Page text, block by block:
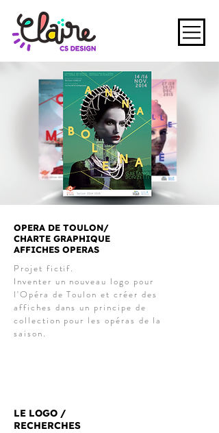
OPERA DE TOULON/
CHARTE GRAPHIQUE
AFFICHES OPERAS
Projet fictif.
Inventer un nouveau logo pour
l'Opéra de Toulon et créer des
affiches dans un principe de
collection pour les opéras de la
saison.
LE LOGO /
RECHERCHES